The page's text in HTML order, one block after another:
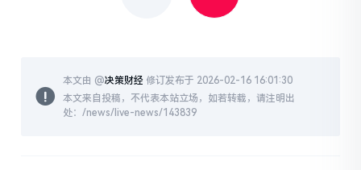
本文由 @决策财经 修订发布于 2026-02-16 16:01:30
本文来自投稿，不代表本站立场，如若转载，请注明出
处：/news/live-news/143839